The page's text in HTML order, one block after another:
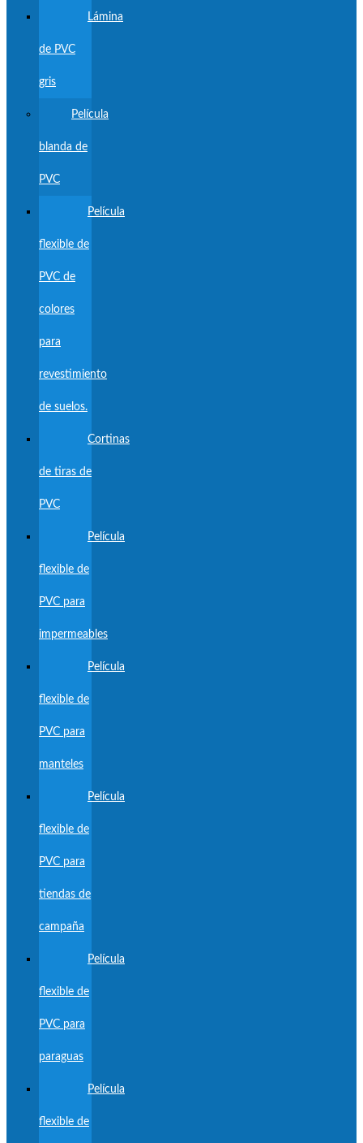
Lámina
de PVC
gris
Película
blanda de
PVC
Película
flexible de
PVC de
colores
para
revestimiento
de suelos.
Cortinas
de tiras de
PVC
Película
flexible de
PVC para
impermeables
Película
flexible de
PVC para
manteles
Película
flexible de
PVC para
tiendas de
campaña
Película
flexible de
PVC para
paraguas
Película
flexible de